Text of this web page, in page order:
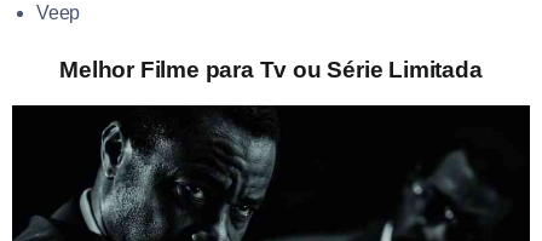
Veep
Melhor Filme para Tv ou Série Limitada